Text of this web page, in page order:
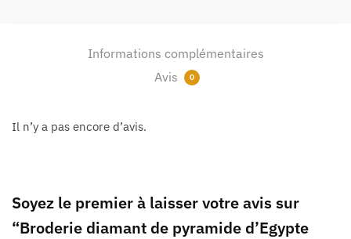
Informations complémentaires
Avis
0
Il n’y a pas encore d’avis.
Soyez le premier à laisser votre avis sur
“Broderie diamant de pyramide d’Egypte